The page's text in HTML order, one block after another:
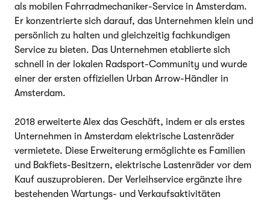
als mobilen Fahrradmechaniker-Service in Amsterdam.
Er konzentrierte sich darauf, das Unternehmen klein und
persönlich zu halten und gleichzeitig fachkundigen
Service zu bieten. Das Unternehmen etablierte sich
schnell in der lokalen Radsport-Community und wurde
einer der ersten offiziellen Urban Arrow-Händler in
Amsterdam.
2018 erweiterte Alex das Geschäft, indem er als erstes
Unternehmen in Amsterdam elektrische Lastenräder
vermietete. Diese Erweiterung ermöglichte es Familien
und Bakfiets-Besitzern, elektrische Lastenräder vor dem
Kauf auszuprobieren. Der Verleihservice ergänzte ihre
bestehenden Wartungs- und Verkaufsaktivitäten